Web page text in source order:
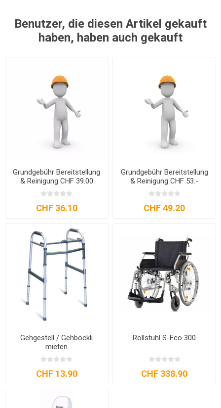
Benutzer, die diesen Artikel gekauft
haben, haben auch gekauft
Grundgebühr Bereitstellung
& Reinigung CHF 39.00
CHF 36.10
Grundgebühr Bereitstellung
& Reinigung CHF 53.-
CHF 49.20
Gehgestell / Gehböckli
mieten
CHF 13.90
Rollstuhl S-Eco 300
CHF 338.90